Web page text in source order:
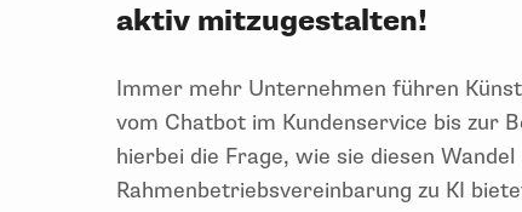
aktiv mitzugestalten!
Immer mehr Unternehmen führen
vom Chatbot im Kundenservice bis zur
hierbei die Frage, wie sie diesen
Rahmenbetriebsvereinbarung zu KI